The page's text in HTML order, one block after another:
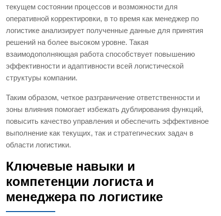
текущем состоянии процессов и возможности для
оперативной корректировки, в то время как менеджер по
логистике анализирует полученные данные для принятия
решений на более высоком уровне. Такая
взаимодополняющая работа способствует повышению
эффективности и адаптивности всей логистической
структуры компании.
Таким образом, четкое разграничение ответственности и
зоны влияния помогает избежать дублирования функций,
повысить качество управления и обеспечить эффективное
выполнение как текущих, так и стратегических задач в
области логистики.
Ключевые навыки и
компетенции логиста и
менеджера по логистике